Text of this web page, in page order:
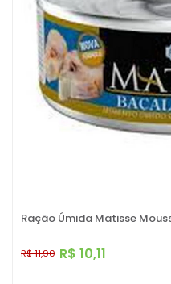
Ração Úmida Matisse
R$ 10,11
R$ 11,90